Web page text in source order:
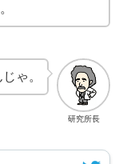
研究所長
ゃ。